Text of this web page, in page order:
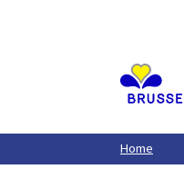
Home